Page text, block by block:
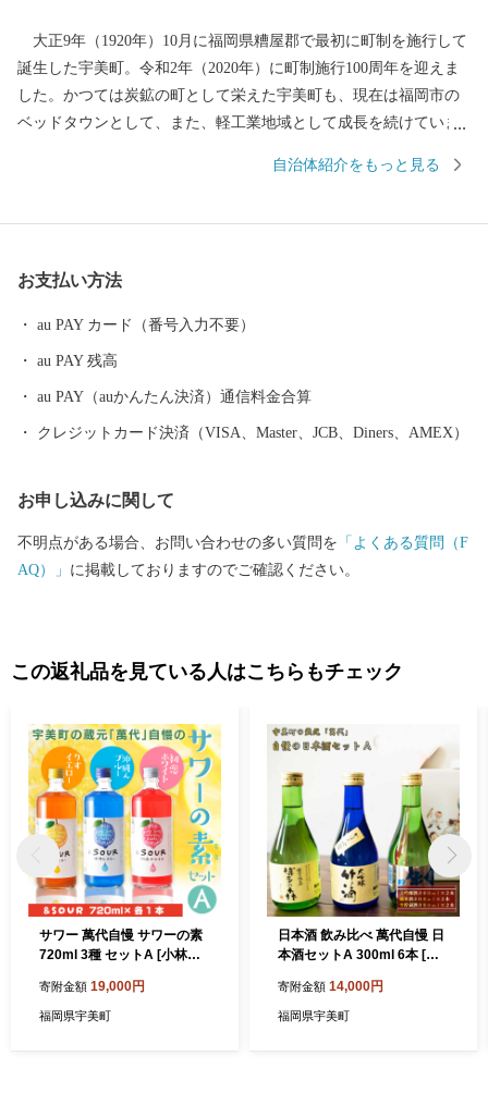
大正9年（1920年）10月に福岡県糟屋郡で最初に町制を施行して
誕生した宇美町。令和2年（2020年）に町制施行100周年を迎えま
した。かつては炭鉱の町として栄えた宇美町も、現在は福岡市の
ベッドタウンとして、また、軽工業地域として成長を続けていま
代山城大野城跡などの歴史的・文化的資源が残る、過去と現在が
自治体紹介をもっと見る
お支払い方法
au PAY カード（番号入力不要）
au PAY 残高
au PAY（auかんたん決済）通信料金合算
クレジットカード決済（VISA、Master、JCB、Diners、AMEX）
お申し込みに関して
不明点がある場合、お問い合わせの多い質問を 「よくある質問（F
AQ）」 に掲載しておりますのでご確認ください。
この返礼品を見ている人はこちらもチェック
サワー 萬代自慢 サワーの素
720ml 3種 セットA [小林酒
zo740011] お酒 フルーツサ
ワー
寄附金額 19,000円
福岡県宇美町
日本酒 飲み比べ 萬代自慢 日
本酒セットA 300ml 6本 [小
m40azo740001] お酒 大吟醸
純米酒 生貯蔵酒 辛口
寄附金額 14,000円
福岡県宇美町